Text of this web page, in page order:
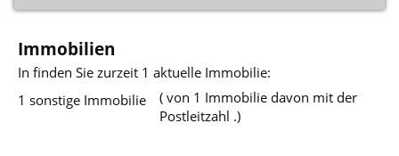
Immobilien
Infinden Sie zurzeit 1 aktuelle Immobilie:
1 sonstige Immobilie
( von 1 Immobilie davon mit der
Postleitzahl .)